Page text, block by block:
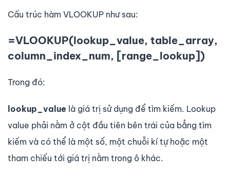
Cấu trúc hàm VLOOKUP như sau:
=VLOOKUP(lookup_value, table_array,
column_index_num, [range_lookup])
Trong đó:
lookup_value là giá trị sử dụng để tìm kiếm. Lookup
value phải nằm ở cột đầu tiên bên trái của bẳng tìm
kiếm và có thể là một số, một chuỗi kí tự hoặc một
tham chiếu tới giá trị nằm trong ô khác.